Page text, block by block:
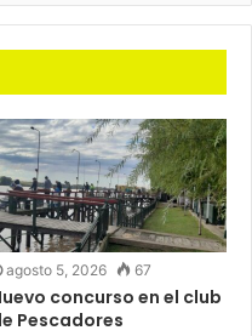
agosto 5, 2026 67
concurso en el club
Pescadores